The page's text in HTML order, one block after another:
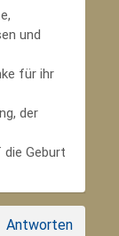
und
für ihr
der
Geburt
Antworten